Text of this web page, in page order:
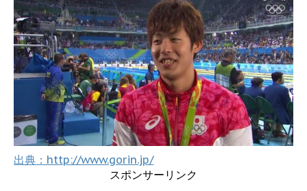
出典：http://www.gorin.jp/
スポンサーリンク